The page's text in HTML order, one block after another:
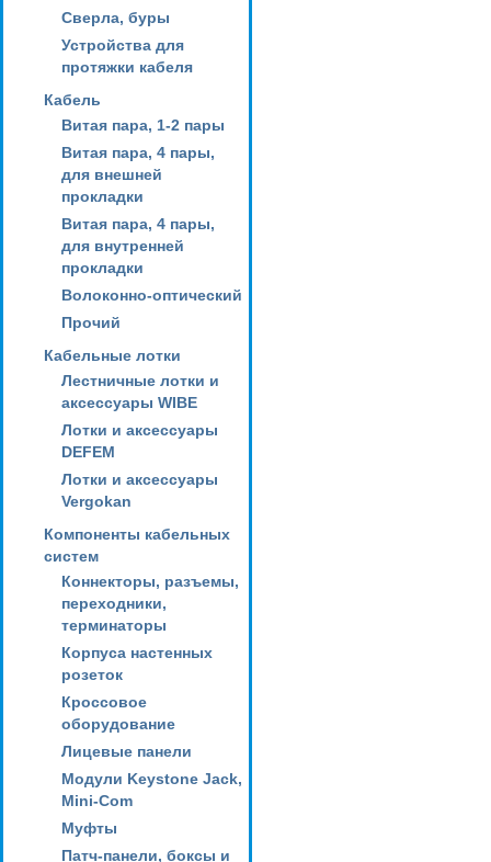
Сверла, буры
Устройства для
протяжки кабеля
Кабель
Витая пара, 1-2 пары
Витая пара, 4 пары,
для внешней
прокладки
Витая пара, 4 пары,
для внутренней
прокладки
Волоконно-оптический
Прочий
Кабельные лотки
Лестничные лотки и
аксессуары WIBE
Лотки и аксессуары
DEFEM
Лотки и аксессуары
Vergokan
Компоненты кабельных
систем
Коннекторы, разъемы,
переходники,
терминаторы
Корпуса настенных
розеток
Кроссовое
оборудование
Лицевые панели
Модули Keystone Jack,
Mini-Com
Муфты
Патч-панели, боксы и